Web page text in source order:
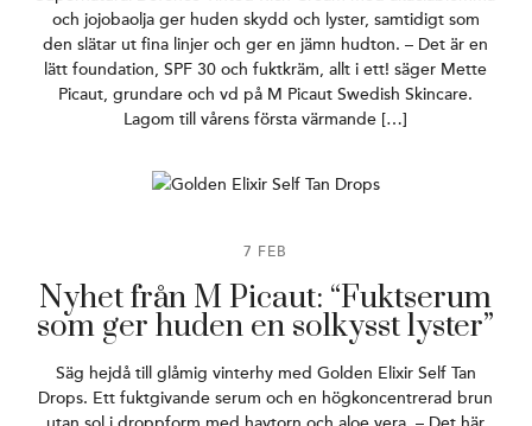
och jojobaolja ger huden skydd och lyster, samtidigt som
den slätar ut fina linjer och ger en jämn hudton. – Det är en
lätt foundation, SPF 30 och fuktkräm, allt i ett! säger Mette
Picaut, grundare och vd på M Picaut Swedish Skincare.
Lagom till vårens första värmande […]
7 FEB
Nyhet från M Picaut: “Fuktserum
som ger huden en solkysst lyster”
Säg hejdå till glåmig vinterhy med Golden Elixir Self Tan
Drops. Ett fuktgivande serum och en högkoncentrerad brun